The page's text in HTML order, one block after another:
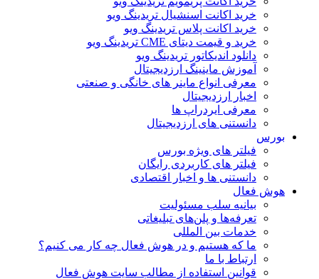
خرید اکانت اسنشیال تریدینگ ویو
خرید اکانت پلاس تریدینگ ویو
خرید و قیمت دیتای CME تریدینگ ویو
دانلود اندیکاتور تریدینگ ویو
آموزش ماینینگ ارزدیجیتال
معرفی انواع ماینر های خانگی و صنعتی
اخبار ارزدیجیتال
معرفی ایردراپ ها
دانستنی های ارزدیجیتال
بورس
فیلتر های ویژه بورس
فیلتر های کاربردی رایگان
دانستنی ها و اخبار اقتصادی
هوش فعال
بیانیه سلب مسئولیت
تعرفه‌ها و پلن‌های تبلیغاتی
خدمات بین المللی
ما که هستیم و در هوش فعال چه کار می کنیم؟
ارتباط با ما
قوانین استفاده از مطالب سایت هوش فعال